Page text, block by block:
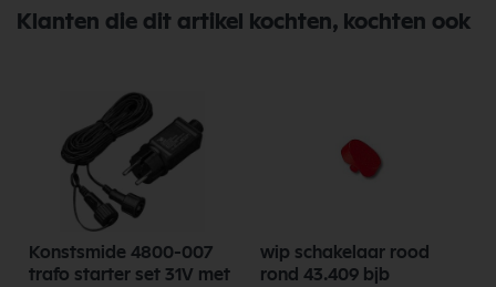
Klanten die dit artikel kochten, kochten ook
Konstsmide 4800-007
trafo starter set 31V met
wip schakelaar rood
rond 43.409 bjb